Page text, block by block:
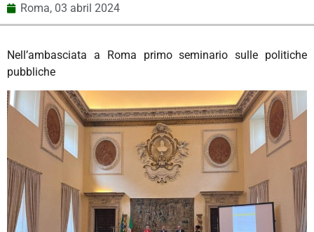
Roma, 03 abril 2024
Nell’ambasciata a Roma primo seminario sulle politiche
pubbliche